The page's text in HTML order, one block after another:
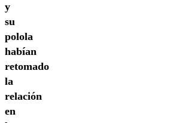
y
su
polola
habían
retomado
la
relación
en